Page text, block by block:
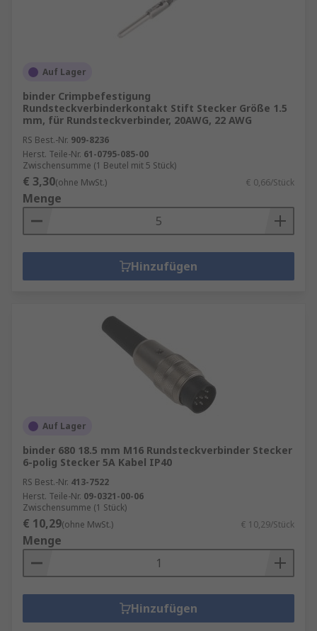
Auf Lager
binder Crimpbefestigung
Rundsteckverbinderkontakt Stift Stecker Größe 1.5
mm, für Rundsteckverbinder, 20AWG, 22 AWG
RS Best.-Nr. 909-8236
Herst. Teile-Nr. 61-0795-085-00
Zwischensumme (1 Beutel mit 5 Stück)
€ 3,30(ohne MwSt.) € 0,66/Stück
Menge
Hinzufügen
Auf Lager
binder 680 18.5 mm M16 Rundsteckverbinder Stecker
6-polig Stecker 5A Kabel IP40
RS Best.-Nr. 413-7522
Herst. Teile-Nr. 09-0321-00-06
Zwischensumme (1 Stück)
€ 10,29(ohne MwSt.) € 10,29/Stück
Menge
Hinzufügen